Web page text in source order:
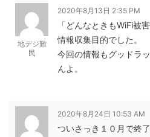
地デジ難
民
2020年8月13日 2:35 PM
「どんなときもWiFi被
情報収集目的でした。
今回の情報もグッドラ
んよ。
2020年8月24日 10:53 AM
ついさっき１０月で終